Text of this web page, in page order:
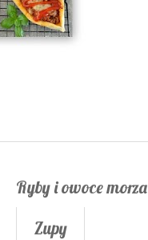
Ryby i owoce morza
Zupy